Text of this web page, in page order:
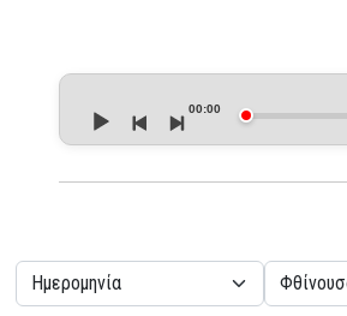
Audio
Player
00:00
- Επιλέξτε Ταξινόμηση -
- Επιλέξτε Κατεύθυνση -